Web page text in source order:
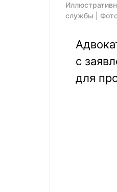
службы |
с
для